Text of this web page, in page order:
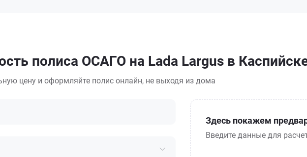
полиса ОСАГО на Lada Largus в
цену и оформляйте полис онлайн, не выходя из дома
Здесь покажем
Введите данные для